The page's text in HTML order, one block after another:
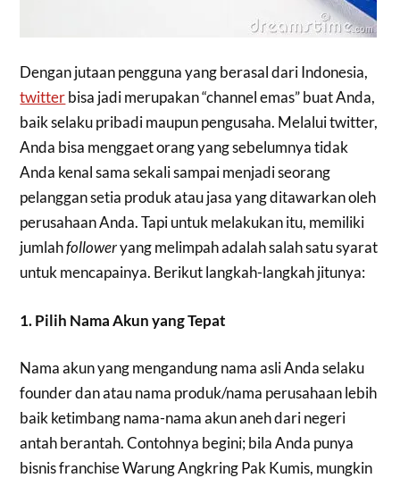
Dengan jutaan pengguna yang berasal dari Indonesia,
twitterbisa jadi merupakan “channel emas” buat Anda,
baik selaku pribadi maupun pengusaha. Melalui twitter,
Anda bisa menggaet orang yang sebelumnya tidak
Anda kenal sama sekali sampai menjadi seorang
pelanggan setia produk atau jasa yang ditawarkan oleh
perusahaan Anda. Tapi untuk melakukan itu, memiliki
jumlahfolloweryang melimpah adalah salah satu syarat
untuk mencapainya. Berikut langkah-langkah jitunya:
1. Pilih Nama Akun yang Tepat
Nama akun yang mengandung nama asli Anda selaku
founder dan atau nama produk/nama perusahaan lebih
baik ketimbang nama-nama akun aneh dari negeri
antah berantah. Contohnya begini; bila Anda punya
bisnis franchise Warung Angkring Pak Kumis, mungkin